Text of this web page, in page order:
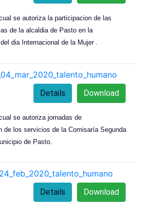
se autoriza la participacion de las
de la alcaldia de Pasto en la
dia Internacional de la Mujer .
Download
Details
se autoriza jornadas de
de los servicios de la Comisaría Segunda
de Pasto.
Download
Details